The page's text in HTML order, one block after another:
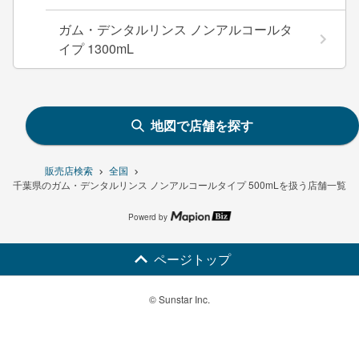
販売店検索
全国
千葉県のガム・デンタルリンス ノンアルコールタイプ 500mLを扱う店舗一覧
ガム・デンタルリンス ノンアルコールタ
イプ 1300mL
地図で店舗を探す
Powerd by
ページトップ
© Sunstar Inc.